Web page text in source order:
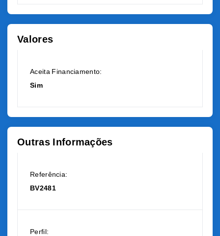
Valores
Aceita Financiamento:
Sim
Outras Informações
Referência:
BV2481
Perfil: